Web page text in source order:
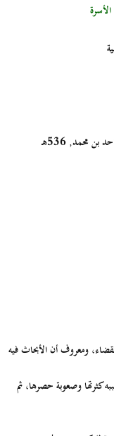
محمد, 536هـ
ومعروف أن الأبحاث فيه
كثرتها وصعوبة حصرها، ثم